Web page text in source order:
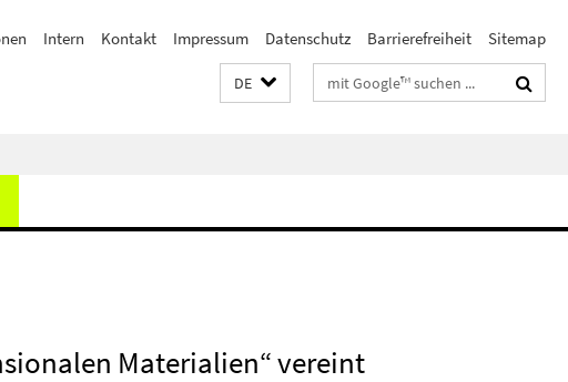
Intern Kontakt Impressum Datenschutz Barrierefreiheit Sitemap
DE Suchbegriffe
Materialien“ vereint